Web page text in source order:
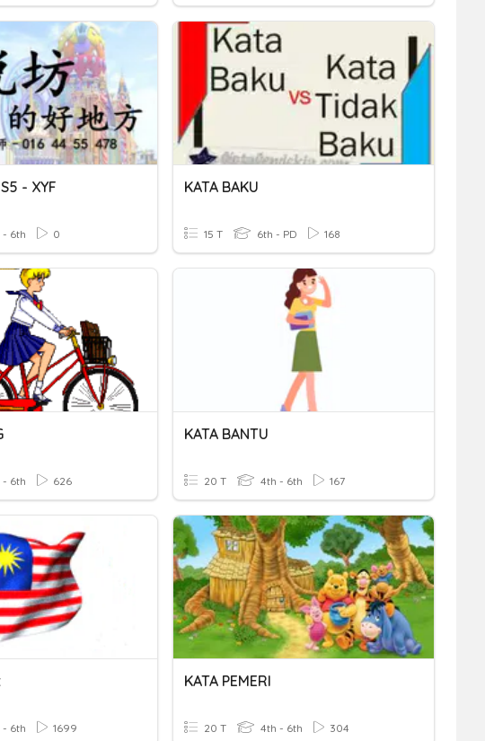
- XYF
- 6th 0
KATA BAKU
15 T 6th - PD 168
- 6th 626
KATA BANTU
20 T 4th - 6th 167
- 6th 1699
KATA PEMERI
20 T 4th - 6th 304